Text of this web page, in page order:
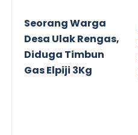
Seorang Warga
Desa Ulak Rengas,
Diduga Timbun
Gas Elpiji 3Kg